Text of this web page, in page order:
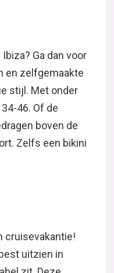
Ga dan voor
en zelfgemaakte
stijl. Met onder
46. Of de
boven de
Zelfs een bikini
cruisevakantie!
uitzien in